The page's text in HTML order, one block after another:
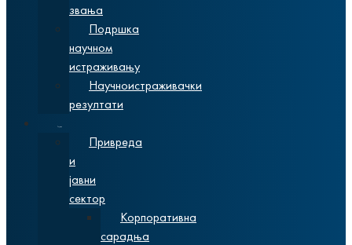
звања
Подршка
научном
истраживању
Научноистраживачки
резултати
Привреда
и
јавни
сектор
Корпоративна
сарадња